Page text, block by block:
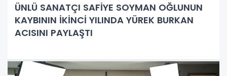
ÜNLÜ SANATÇI SAFİYE SOYMAN OĞLUNUN
KAYBININ İKİNCİ YILINDA YÜREK BURKAN
ACISINI PAYLAŞTI